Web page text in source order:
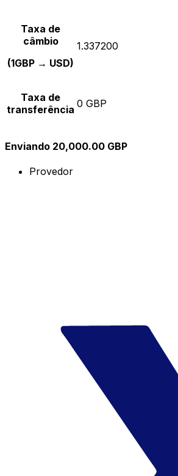
Taxa de
câmbio
(1GBP → USD)
1.337200
Taxa de
transferência 0 GBP
Enviando 20,000.00 GBP
Provedor